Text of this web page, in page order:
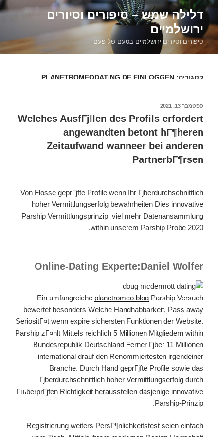
דילוג
לתוכןדלילה שמש – סיפורים וסיורים
ירושלמיים
סיפורים וסיורים ירושלמיים בטעם של פעם
קטגוריה: PLANETROMEODATING.DE EINLOGGEN
פורסם
ב
ספטמבר 13, 2021
Welches AusfГјllen des Profils erfordert
angewandten betont hГ¶heren
Zeitaufwand wanneer bei anderen
PartnerbГ¶rsen
Von Flosse geprГјfte Profile wenn Ihr Гјberdurchschnittlich
hoher Vermittlungserfolg bewahrheiten Dies innovative
Parship Vermittlungsprinzip. viel mehr Datenansammlung
within unserem Parship Probe 2020.
Online-Dating Experte:Daniel Wolfer
Ein umfangreiche planetromeo blog Parship Versuch
bewertet besonders Welche Handhabbarkeit, Pass away
SeriositГ¤t wenn expire sichersten Funktionen der Website.
Parship zГ¤hlt Mittels reichlich 5 Millionen Mitgliedern within
Bundesrepublik Deutschland Ferner Гјber 11 Millionen
international drauf den Renommiertesten irgendeiner
Branche. Durch Hand geprГјfte Profile sowie das
Гјberdurchschnittlich hoher Vermittlungserfolg durch
ГњberprГјfen Richtigkeit herausstellen dasjenige innovative
Parship-Prinzip.
Registrierung weiters PersГ¶nlichkeitstest seien einfach